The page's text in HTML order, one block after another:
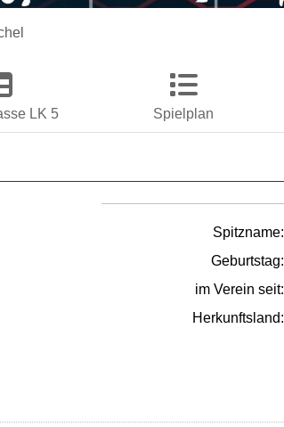
LK 5 Spielplan
Spitzname:
Geburtstag:
im Verein seit:
Herkunftsland: